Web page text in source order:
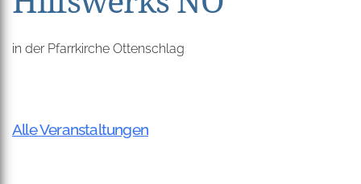
in der Pfarrkirche Ottenschlag
Alle Veranstaltungen